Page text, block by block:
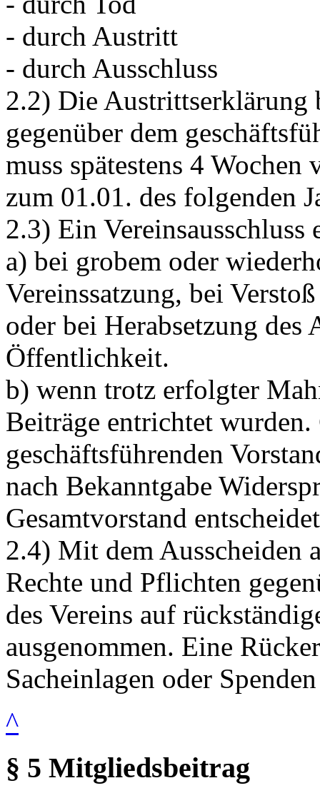
- durch Austritt
- durch Ausschluss
2.2) Die
gegenüber dem
muss spätestens 4
zum 01.01. des folgenden
2.3) Ein Vereinsausschluss
a) bei grobem oder
Vereinssatzung, bei
oder bei Herabsetzung des
Öffentlichkeit.
b) wenn trotz erfolgter
Beiträge entrichtet wurden.
geschäftsführenden
nach Bekanntgabe
Gesamtvorstand
2.4) Mit dem Ausscheiden
Rechte und Pflichten
des Vereins auf
ausgenommen. Eine
Sacheinlagen oder
^
§ 5 Mitgliedsbeitrag